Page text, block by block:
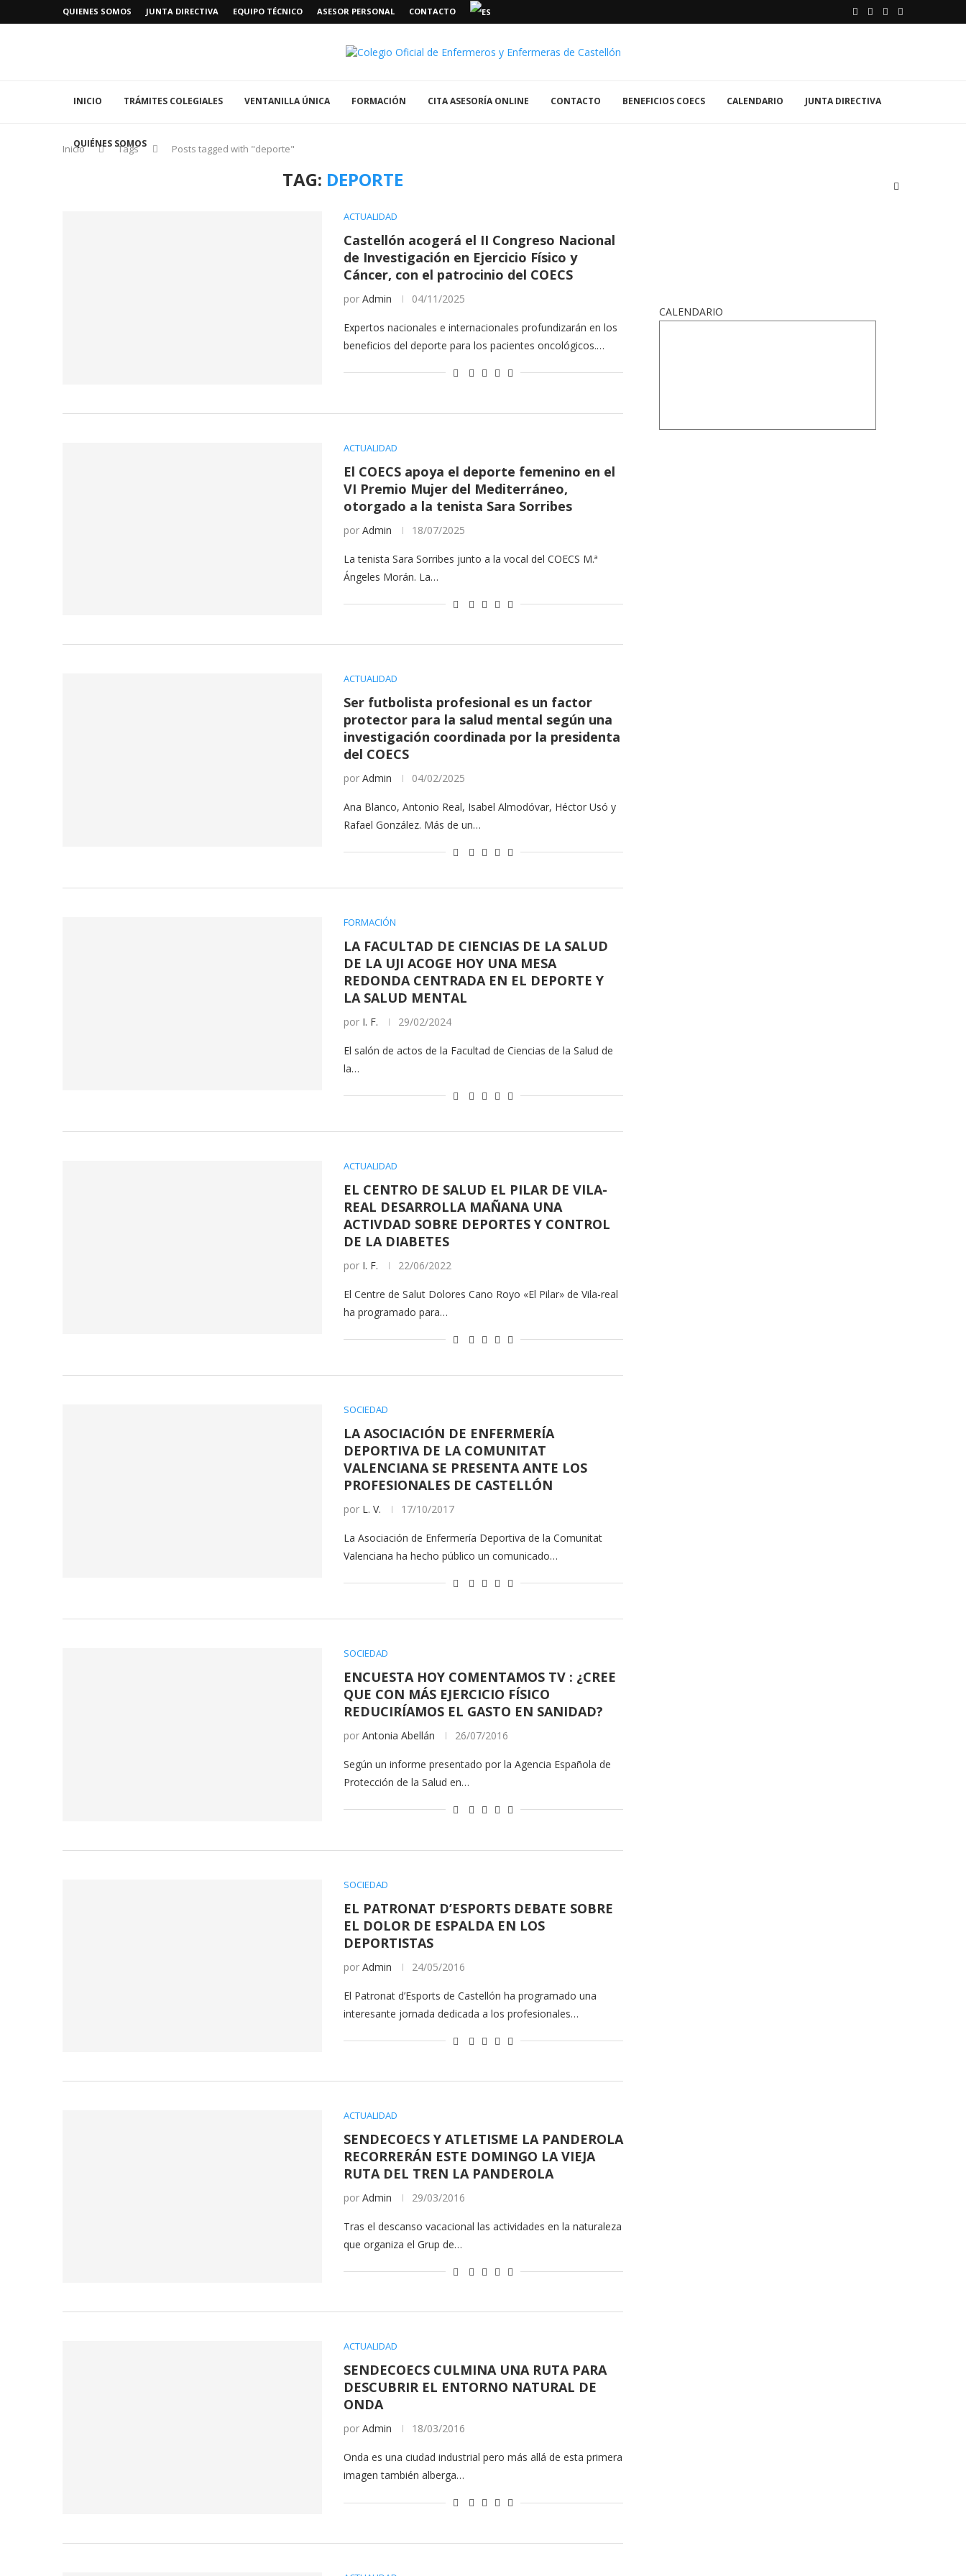
QUIENES SOMOS JUNTA DIRECTIVA EQUIPO TÉCNICO ASESOR PERSONAL CONTACTO
INICIO TRÁMITES COLEGIALES VENTANILLA ÚNICA FORMACIÓN CITA ASESORÍA ONLINE CONTACTO BENEFICIOS COECS CALENDARIO JUNTA DIRECTIVA
QUIÉNES SOMOS
Inicio Tags Posts tagged with "deporte"
TAG: DEPORTE
ACTUALIDAD
Castellón acogerá el II Congreso Nacional
de Investigación en Ejercicio Físico y
Cáncer, con el patrocinio del COECS
por Admin 04/11/2025
Expertos nacionales e internacionales profundizarán en los
beneficios del deporte para los pacientes oncológicos.…
ACTUALIDAD
El COECS apoya el deporte femenino en el
VI Premio Mujer del Mediterráneo,
otorgado a la tenista Sara Sorribes
por Admin 18/07/2025
La tenista Sara Sorribes junto a la vocal del COECS M.ª
Ángeles Morán. La…
ACTUALIDAD
Ser futbolista profesional es un factor
protector para la salud mental según una
investigación coordinada por la presidenta
del COECS
por Admin 04/02/2025
Ana Blanco, Antonio Real, Isabel Almodóvar, Héctor Usó y
Rafael González. Más de un…
FORMACIÓN
LA FACULTAD DE CIENCIAS DE LA SALUD
DE LA UJI ACOGE HOY UNA MESA
REDONDA CENTRADA EN EL DEPORTE Y
LA SALUD MENTAL
por I. F. 29/02/2024
El salón de actos de la Facultad de Ciencias de la Salud de
la…
ACTUALIDAD
EL CENTRO DE SALUD EL PILAR DE VILA-
REAL DESARROLLA MAÑANA UNA
ACTIVDAD SOBRE DEPORTES Y CONTROL
DE LA DIABETES
por I. F. 22/06/2022
El Centre de Salut Dolores Cano Royo «El Pilar» de Vila-real
ha programado para…
SOCIEDAD
LA ASOCIACIÓN DE ENFERMERÍA
DEPORTIVA DE LA COMUNITAT
VALENCIANA SE PRESENTA ANTE LOS
PROFESIONALES DE CASTELLÓN
por L. V. 17/10/2017
La Asociación de Enfermería Deportiva de la Comunitat
Valenciana ha hecho público un comunicado…
SOCIEDAD
ENCUESTA HOY COMENTAMOS TV : ¿CREE
QUE CON MÁS EJERCICIO FÍSICO
REDUCIRÍAMOS EL GASTO EN SANIDAD?
por Antonia Abellán 26/07/2016
Según un informe presentado por la Agencia Española de
Protección de la Salud en…
SOCIEDAD
EL PATRONAT D’ESPORTS DEBATE SOBRE
EL DOLOR DE ESPALDA EN LOS
DEPORTISTAS
por Admin 24/05/2016
El Patronat d’Esports de Castellón ha programado una
interesante jornada dedicada a los profesionales…
ACTUALIDAD
SENDECOECS Y ATLETISME LA PANDEROLA
RECORRERÁN ESTE DOMINGO LA VIEJA
RUTA DEL TREN LA PANDEROLA
por Admin 29/03/2016
Tras el descanso vacacional las actividades en la naturaleza
que organiza el Grup de…
ACTUALIDAD
SENDECOECS CULMINA UNA RUTA PARA
DESCUBRIR EL ENTORNO NATURAL DE
ONDA
por Admin 18/03/2016
Onda es una ciudad industrial pero más allá de esta primera
imagen también alberga…
CALENDARIO